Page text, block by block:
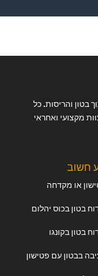
בטון והריסות. כל
מקצועי ואחראי
חשוב
או מקדחה
בטון בכוס יהלום
בטון בקונגו
בבטון עם פטישון